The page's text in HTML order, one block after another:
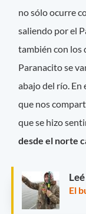
no sólo ocurre
saliendo por el
también con los
Paranacito se
abajo del río. En
que nos
que se hizo
desde el norte
El